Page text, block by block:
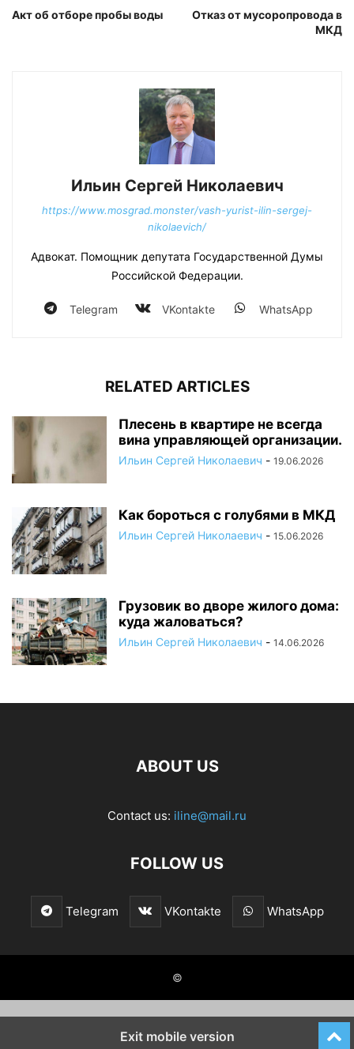
Акт об отборе пробы воды
Отказ от мусоропровода в
МКД
Ильин Сергей Николаевич
https://www.mosgrad.monster/vash-yurist-ilin-sergej-
nikolaevich/
Адвокат. Помощник депутата Государственной Думы
Российской Федерации.
Telegram VKontakte WhatsApp
RELATED ARTICLES
Плесень в квартире не всегда
вина управляющей организации.
Ильин Сергей Николаевич - 19.06.2026
Как бороться с голубями в МКД
Ильин Сергей Николаевич - 15.06.2026
Грузовик во дворе жилого дома:
куда жаловаться?
Ильин Сергей Николаевич - 14.06.2026
ABOUT US
Contact us: iline@mail.ru
FOLLOW US
Telegram VKontakte WhatsApp
©
Exit mobile version